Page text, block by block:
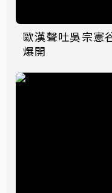
歐漢聲吐吳宗憲
爆開